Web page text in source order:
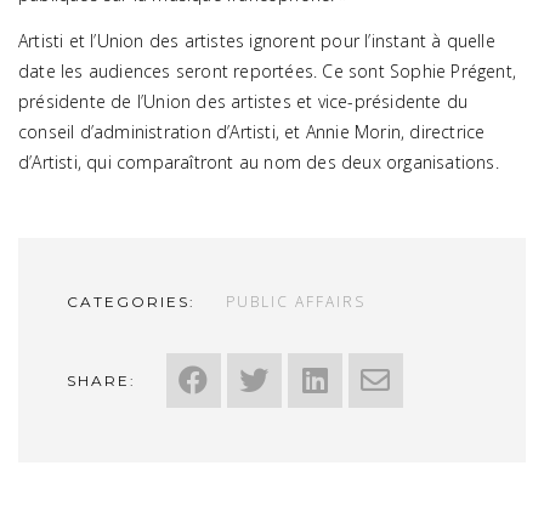
Artisti et l’Union des artistes ignorent pour l’instant à quelle
date les audiences seront reportées. Ce sont Sophie Prégent,
présidente de l’Union des artistes et vice-présidente du
conseil d’administration d’Artisti, et Annie Morin, directrice
d’Artisti, qui comparaîtront au nom des deux organisations.
CATEGORIES: PUBLIC AFFAIRS
SHARE: